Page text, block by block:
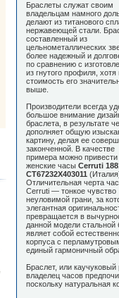
Браслеты служат своим
владельцам намного
делают из титанового
нержавеющей стали.
составленный из
цельнометаллических
более надежный и
по сравнению с
из гнутого профиля, хотя
стоимость его
выше.
Производители всегда
большое внимание
браслета, в результате
дополняет общую
картину, делая ее
законченной. В качестве
примера можно привести
женские часы Cerruti
CT67232Х403011
Отличительная черта
Cerruti — тонкое чувство
неуловимой грани, за
элегантная
превращается в
данной модели стальной
являет собой
корпуса с
единый гармоничный
Браслет, или
владелец часов
поскольку натуральная